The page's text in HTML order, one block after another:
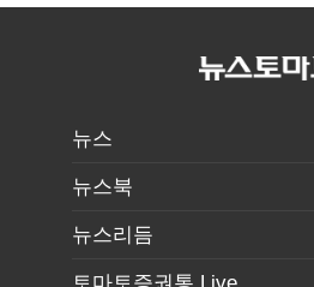
추미애, 20년만에
뉴스
뉴스북
뉴스리듬